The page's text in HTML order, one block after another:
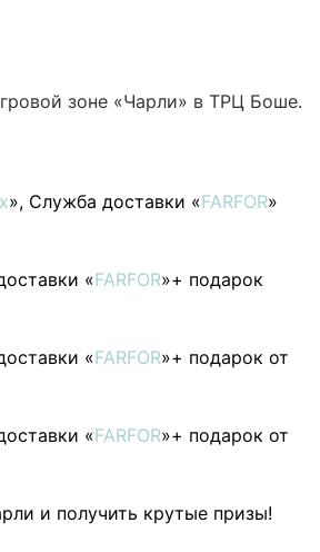
зоне «Чарли» в ТРЦ Боше.
», Служба доставки «FARFOR»
«FARFOR»+ подарок
«FARFOR»+ подарок от
«FARFOR»+ подарок от
и получить крутые призы!